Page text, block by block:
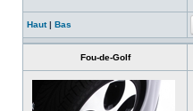
Haut| Bas
Fou-de-Golf